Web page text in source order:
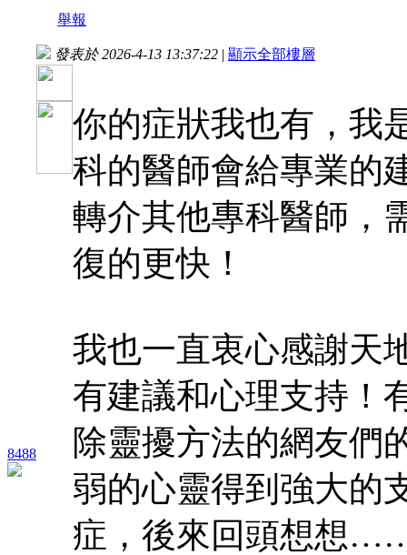
舉報
8488
發表於 2026-4-13 13:37:22 | 顯示全部樓層
你的症狀我也有，我
科的醫師會給專業的
轉介其他專科醫師，
復的更快！
我也一直衷心感謝天
有建議和心理支持！
除靈擾方法的網友們
弱的心靈得到強大的
症，後來回頭想想